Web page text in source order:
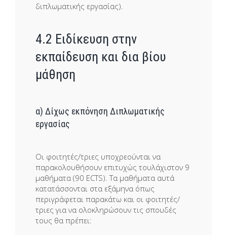
διπλωματικής εργασίας).
4.2 Ειδίκευση στην
εκπαίδευση και δια βίου
μάθηση
α) Δίχως εκπόνηση Διπλωματικής
εργασίας
Οι φοιτητές/τριες υποχρεούνται να
παρακολουθήσουν επιτυχώς τουλάχιστον 9
μαθήματα (90 ECTS). Τα μαθήματα αυτά
κατατάσσονται στα εξάμηνα όπως
περιγράφεται παρακάτω και οι φοιτητές/
τριες για να ολοκληρώσουν τις σπουδές
τους θα πρέπει: